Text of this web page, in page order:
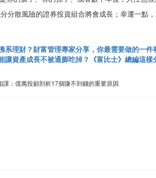
分散風險的證券投資組合將會成長；幸運一點
系理財？財富管理專家分享，你最需要做的一件
讓資產成長不被通膨吃掉？《富比士》總編這樣
：億萬投顧剖析17個賺不到錢的重要原因